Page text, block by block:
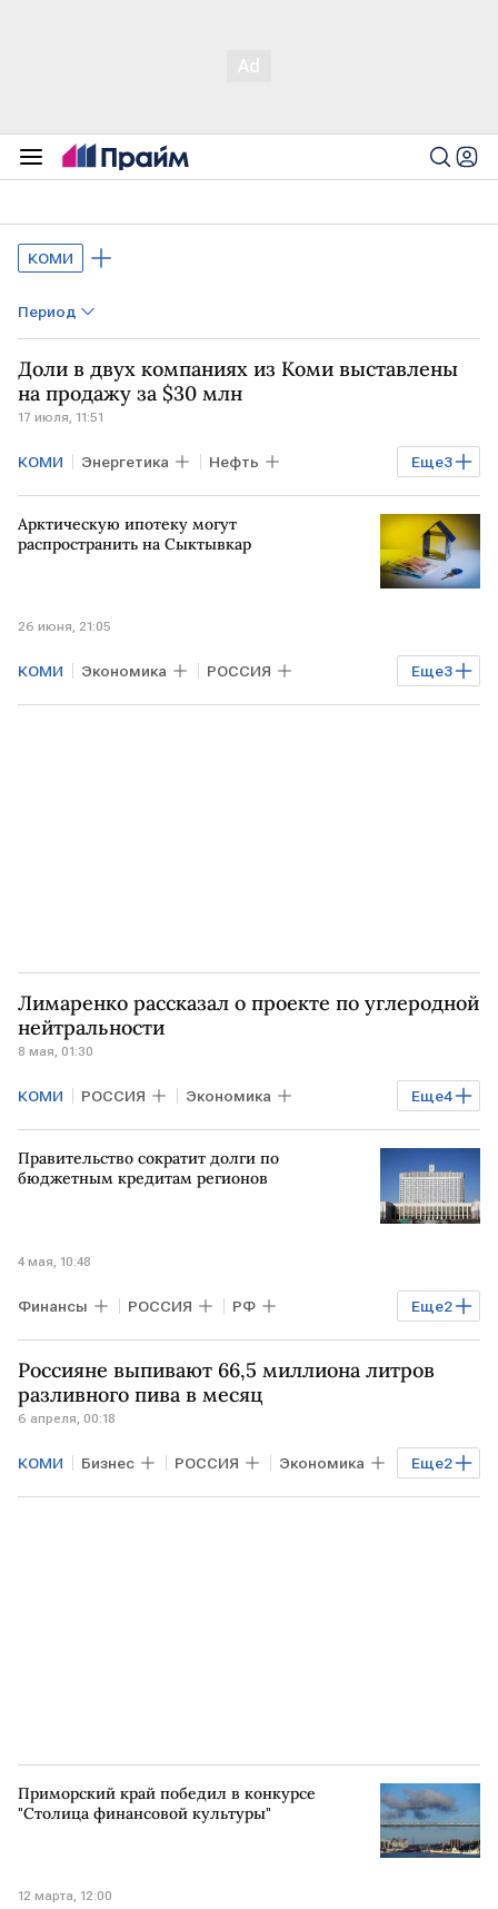
КОМИ
Период
Доли в двух компаниях из Коми выставлены
на продажу за $30 млн
17 июля, 11:51
Еще3
КОМИ Энергетика Нефть
Промышленность республика Коми
РФ
Арктическую ипотеку могут
распространить на Сыктывкар
26 июня, 21:05
Еще3
КОМИ Экономика РОССИЯ
АРКТИКА Дальний Восток
Лимаренко рассказал о проекте по углеродной
нейтральности
8 мая, 01:30
Еще4
КОМИ РОССИЯ Экономика
Общество ЯКУТИЯ ТАТАРСТАН
Владимир Путин
Правительство сократит долги по
бюджетным кредитам регионов
4 мая, 10:48
Еще2
Финансы РОССИЯ РФ
Удмуртия Чувашия
Россияне выпивают 66,5 миллиона литров
разливного пива в месяц
6 апреля, 00:18
Еще2
КОМИ Бизнес РОССИЯ Экономика
Камчатский край ХАКАСИЯ
Приморский край победил в конкурсе
"Столица финансовой культуры"
12 марта, 12:00